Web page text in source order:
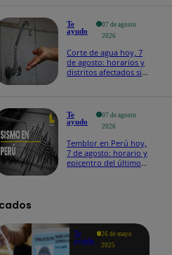
Te
ayudo
07 de agosto
2026
Corte de agua hoy, 7
de agosto: horarios y
distritos afectados sin
Te
ayudo
07 de agosto
2026
Temblor en Perú hoy,
7 de agosto: horario y
epicentro del último
Te
ayudo
26 de mayo
2025